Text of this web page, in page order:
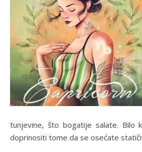
tunjevine, što bogatije salate. Bilo
doprinositi tome da se osećate